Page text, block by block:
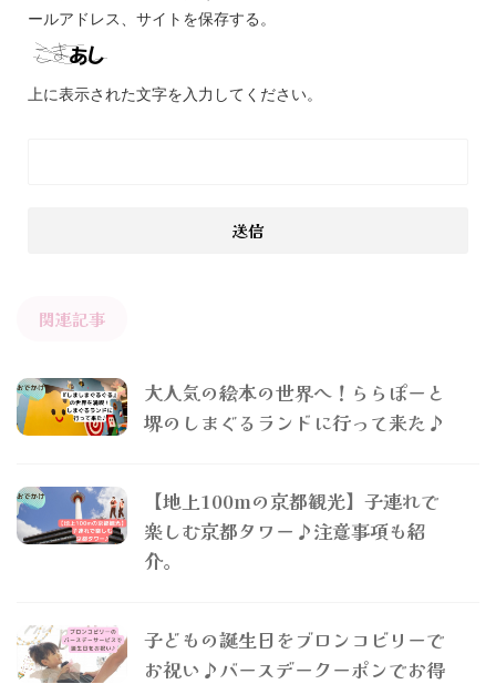
ールアドレス、サイトを保存する。
上に表示された文字を入力してください。
関連記事
大人気の絵本の世界へ！ららぽーと
堺のしまぐるランドに行って来た♪
【地上100mの京都観光】子連れで
楽しむ京都タワー♪注意事項も紹
介。
子どもの誕生日をブロンコビリーで
お祝い♪バースデークーポンでお得